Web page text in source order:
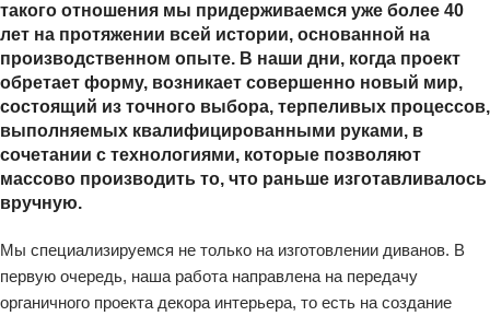
такого отношения мы придерживаемся уже более 40
лет на протяжении всей истории, основанной на
производственном опыте. В наши дни, когда проект
обретает форму, возникает совершенно новый мир,
состоящий из точного выбора, терпеливых процессов,
выполняемых квалифицированными руками, в
сочетании с технологиями, которые позволяют
массово производить то, что раньше изготавливалось
вручную.
Мы специализируемся не только на изготовлении диванов. В
первую очередь, наша работа направлена на передачу
органичного проекта декора интерьера, то есть на создание